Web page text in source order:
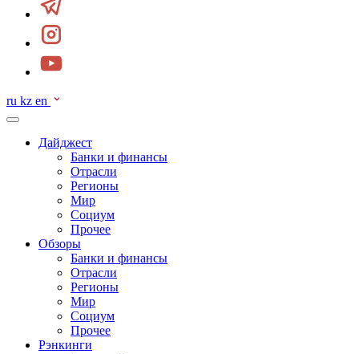
ru kz en
Дайджест
Банки и финансы
Отрасли
Регионы
Мир
Социум
Прочее
Обзоры
Банки и финансы
Отрасли
Регионы
Мир
Социум
Прочее
Рэнкинги